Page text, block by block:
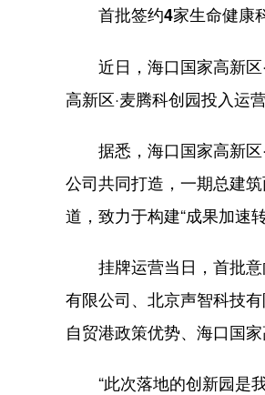
首批签约4家生命健康
近日，海口国家高新区·
高新区·麦腾科创园投入运
据悉，海口国家高新区·
公司共同打造，一期总建
道，致力于构建“成果加速
挂牌运营当日，首批意
有限公司、北京声智科技
自贸港政策优势、海口国
“此次落地的创新园是我